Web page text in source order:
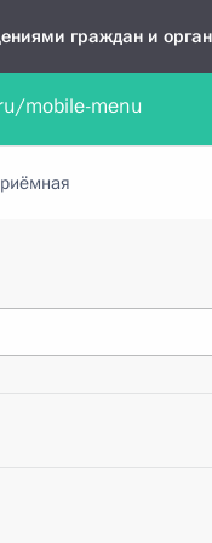
граждан и
Обратиться в устной
mobile-menu